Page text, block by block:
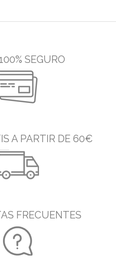
SEGURO
A PARTIR DE 60€
FRECUENTES